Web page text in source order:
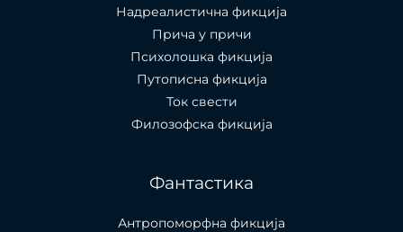
Надреалистична фикција
Прича у причи
Психолошкa фикција
Путописна фикција
Ток свести
Филозофска фикција
Фантастика
Антропоморфна фикција